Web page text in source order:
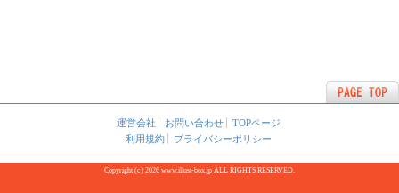
運営会社 お問い合わせ
TOPページ
利用規約
プライバシーポリシー
Copyright (c) 2026 www.illust-box.jp ALL RIGHTS RESERVED.